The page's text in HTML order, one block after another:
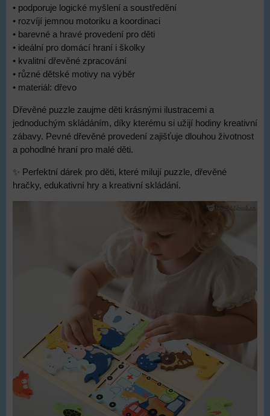
• podporuje logické myšlení a soustředění
• rozvíjí jemnou motoriku a koordinaci
• barevné a hravé provedení pro děti
• ideální pro domácí hraní i školky
• kvalitní dřevěné zpracování
• různé dětské motivy na výběr
• materiál: dřevo
Dřevěné puzzle zaujme děti krásnými ilustracemi a
jednoduchým skládáním, díky kterému si užijí hodiny kreativní
zábavy. Pevné dřevěné provedení zajišťuje dlouhou životnost
a pohodlné hraní pro malé děti.
✨ Perfektní dárek pro děti, které milují puzzle, dřevěné
hračky, edukativní hry a kreativní skládání.